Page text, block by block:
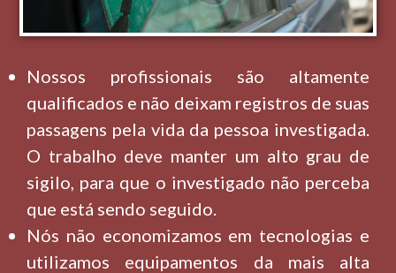
Nossos profissionais são altamente
qualificados e não deixam registros de suas
passagens pela vida da pessoa investigada.
O trabalho deve manter um alto grau de
sigilo, para que o investigado não perceba
que está sendo seguido.
Nós não economizamos em tecnologias e
utilizamos equipamentos da mais alta